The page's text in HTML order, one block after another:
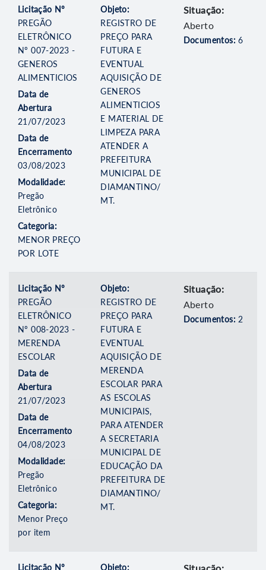
Licitação Nº
PREGÃO
ELETRÔNICO
Nº 007-2023 -
GENEROS
ALIMENTICIOS
Data de
Abertura
21/07/2023
Data de
Encerramento
03/08/2023
Modalidade:
Pregão
Eletrônico
Categoria:
MENOR PREÇO
POR LOTE
Objeto:
REGISTRO DE
PREÇO PARA
FUTURA E
EVENTUAL
AQUISIÇÃO DE
GENEROS
ALIMENTICIOS
E MATERIAL DE
LIMPEZA PARA
ATENDER A
PREFEITURA
MUNICIPAL DE
DIAMANTINO/
MT.
Situação:
Aberto
Documentos:6
Licitação Nº
PREGÃO
ELETRÔNICO
Nº 008-2023 -
MERENDA
ESCOLAR
Data de
Abertura
21/07/2023
Data de
Encerramento
04/08/2023
Modalidade:
Pregão
Eletrônico
Categoria:
Menor Preço
por item
Objeto:
REGISTRO DE
PREÇO PARA
FUTURA E
EVENTUAL
AQUISIÇÃO DE
MERENDA
ESCOLAR PARA
AS ESCOLAS
MUNICIPAIS,
PARA ATENDER
A SECRETARIA
MUNICIPAL DE
EDUCAÇÃO DA
PREFEITURA DE
DIAMANTINO/
MT.
Situação:
Aberto
Documentos: 2
Licitação Nº Objeto: Situação: